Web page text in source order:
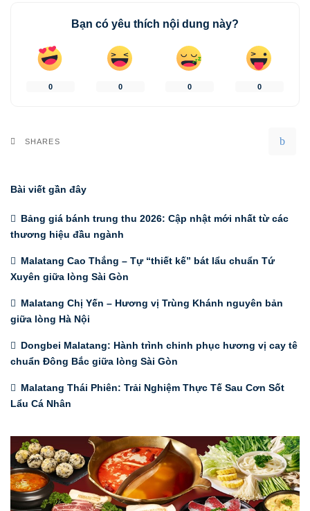
Bạn có yêu thích nội dung này?
0 0 0 0
SHARES
Bài viết gần đây
Bảng giá bánh trung thu 2026: Cập nhật mới nhất từ các
thương hiệu đầu ngành
Malatang Cao Thắng – Tự “thiết kế” bát lẩu chuẩn Tứ
Xuyên giữa lòng Sài Gòn
Malatang Chị Yến – Hương vị Trùng Khánh nguyên bản
giữa lòng Hà Nội
Dongbei Malatang: Hành trình chinh phục hương vị cay tê
chuẩn Đông Bắc giữa lòng Sài Gòn
Malatang Thái Phiên: Trải Nghiệm Thực Tế Sau Cơn Sốt
Lẩu Cá Nhân